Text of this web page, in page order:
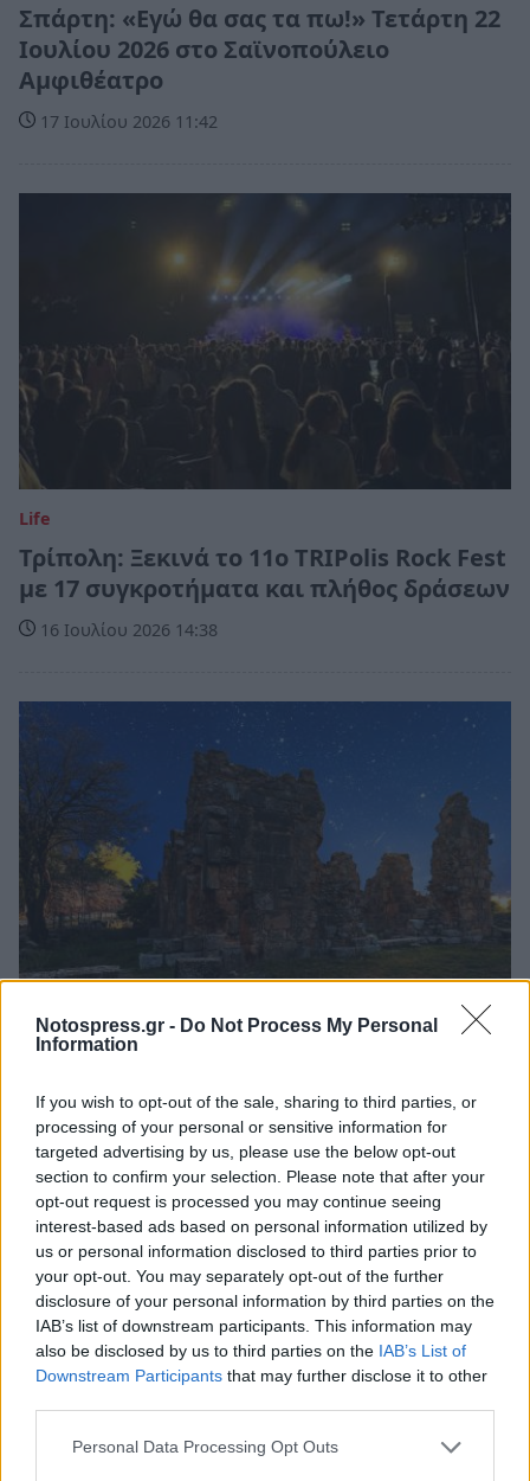
Notospress.gr - Do Not Process My Personal
Information
If you wish to opt-out of the sale, sharing to third parties, or
processing of your personal or sensitive information for
targeted advertising by us, please use the below opt-out
section to confirm your selection. Please note that after your
opt-out request is processed you may continue seeing
interest-based ads based on personal information utilized by
us or personal information disclosed to third parties prior to
your opt-out. You may separately opt-out of the further
disclosure of your personal information by third parties on the
IAB’s list of downstream participants. This information may
also be disclosed by us to third parties on the IAB’s List of
Downstream Participants that may further disclose it to other
Personal Data Processing Opt Outs
Σπάρτη: «Εγώ θα σας τα πω!» Τετάρτη 22
Ιουλίου 2026 στο Σαϊνοπούλειο
Αμφιθέατρο
17 Ιουλίου 2026 11:42
Life
Τρίπολη: Ξεκινά το 11ο TRIPolis Rock Fest
με 17 συγκροτήματα και πλήθος δράσεων
16 Ιουλίου 2026 14:38
Life
παράσταση «Pathos» στη Μονή Ζαρακά
16 Ιουλίου 2026 14:30